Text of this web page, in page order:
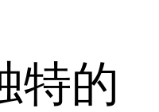
特的